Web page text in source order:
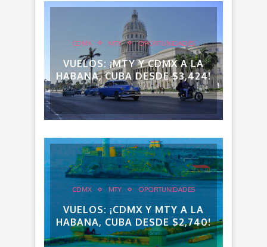
CDMX MTY OPORTUNIDADES
VUELOS: ¡MTY Y CDMX A LA
HABANA, CUBA DESDE $3,424!
CDMX MTY OPORTUNIDADES
VUELOS: ¡CDMX Y MTY A LA
HABANA, CUBA DESDE $2,740!